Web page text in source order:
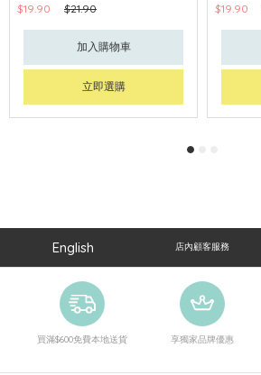
$19.90
$21.90
加入購物車
立即選購
$19.90
English 店內顧客服務
買滿$600免費本地送貨 享獨家品牌優惠